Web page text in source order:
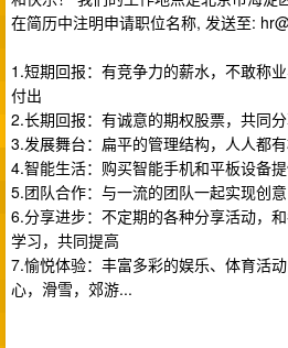
在简历中注明申请职位名称, 发送至:
1.短期回报：有竞争力的薪水，不敢称
付出
2.长期回报：有诚意的期权股票，共同
3.发展舞台：扁平的管理结构，人人都
4.智能生活：购买智能手机和平板设备
5.团队合作：与一流的团队一起实现创意
6.分享进步：不定期的各种分享活动，
学习，共同提高
7.愉悦体验：丰富多彩的娱乐、体育活
心，滑雪，郊游...